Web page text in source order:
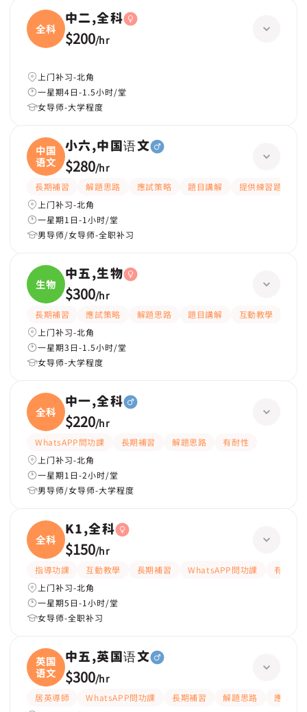
全科
中二,全科
$200/hr
上门补习-北角
一星期4日-1.5小时/堂
女导师-大学程度
中国
语文
小六,中国语文
$280/hr
長期補習 解題思路 應試策略 題目講解
提供練習題/試題
上门补习-北角
一星期1日-1小时/堂
男导师/女导师-全职补习
生物
中五,生物
$300/hr
長期補習 應試策略 解題思路 題目講解 互動教學
上门补习-北角
一星期3日-1.5小时/堂
女导师-大学程度
全科
中一,全科
$220/hr
WhatsAPP問功課 長期補習 解題思路
有耐性
上门补习-北角
一星期1日-2小时/堂
男导师/女导师-大学程度
全科
K1,全科
$150/hr
指導功課 互動教學 長期補習 WhatsAPP問功課
有耐性
上门补习-北角
一星期5日-1小时/堂
女导师-全职补习
英国
语文
中五,英国语文
$300/hr
居英導師 WhatsAPP問功課 長期補習 解題思路
應試策